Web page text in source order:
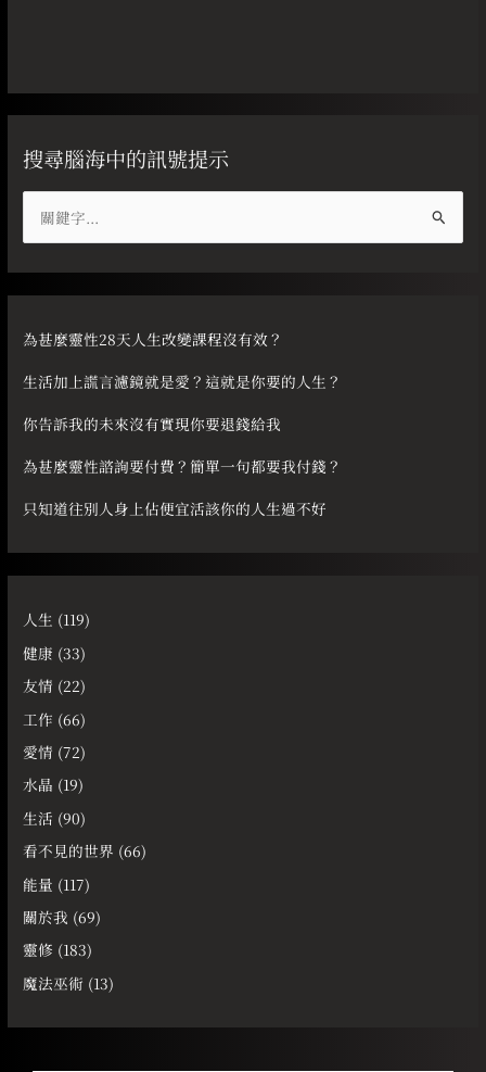
搜尋腦海中的訊號提示
尋
關
字
為甚麼靈性28天人生改變課程沒有效？
生活加上謊言濾鏡就是愛？這就是你要的人生？
你告訴我的未來沒有實現你要退錢給我
為甚麼靈性諮詢要付費？簡單一句都要我付錢？
只知道往別人身上佔便宜活該你的人生過不好
人生 (119)
健康 (33)
友情 (22)
工作 (66)
愛情 (72)
水晶 (19)
生活 (90)
看不見的世界 (66)
能量 (117)
關於我 (69)
靈修 (183)
魔法巫術 (13)